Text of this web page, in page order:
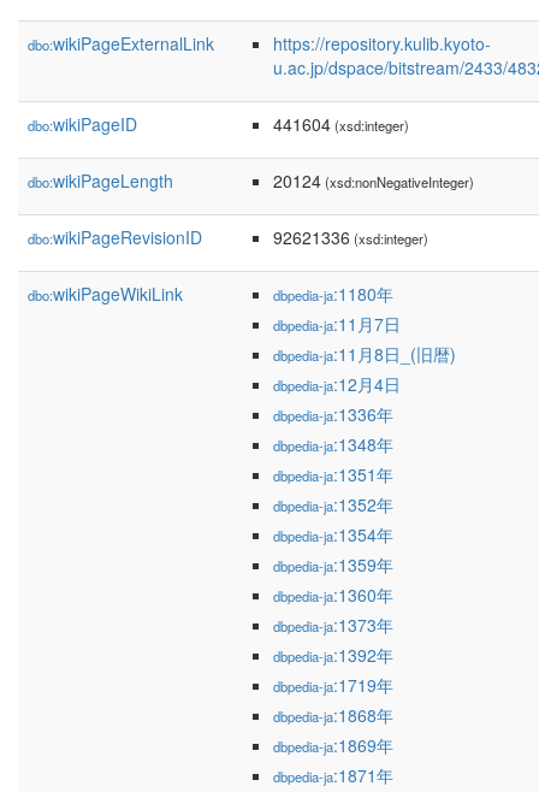
dbo:wikiPageExternalLink
https://repository.kulib.kyoto-
u.ac.jp/dspace/bitstream/2433/
dbo:wikiPageID 441604(xsd:integer)
dbo:wikiPageLength 20124(xsd:nonNegativeInteger)
dbo:wikiPageRevisionID 92621336 (xsd:integer)
dbo:wikiPageWikiLink dbpedia-ja:1180年
dbpedia-ja:11月7日
dbpedia-ja:11月8日_(旧暦)
dbpedia-ja:12月4日
dbpedia-ja:1336年
dbpedia-ja:1348年
dbpedia-ja:1351年
dbpedia-ja:1352年
dbpedia-ja:1354年
dbpedia-ja:1359年
dbpedia-ja:1360年
dbpedia-ja:1373年
dbpedia-ja:1392年
dbpedia-ja:1719年
dbpedia-ja:1868年
dbpedia-ja:1869年
dbpedia-ja:1871年